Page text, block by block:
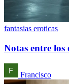
fantasias eroticas
Notas entre los
Francisco